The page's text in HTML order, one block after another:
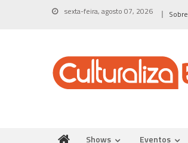
sexta-feira, agosto 07, 2026 Sobre
Shows Eventos